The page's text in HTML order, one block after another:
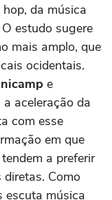
da música
estudo sugere
mais amplo, que
ocidentais.
e
aceleração da
com esse
em que
a preferir
diretas. Como
escuta música